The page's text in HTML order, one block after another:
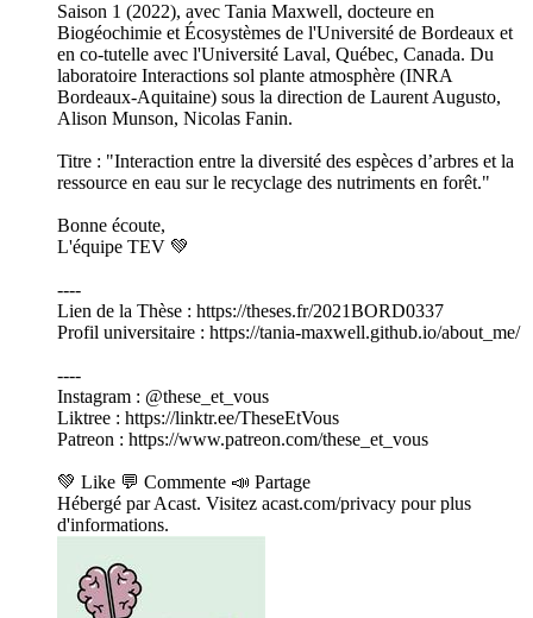
Saison 1 (2022), avec Tania Maxwell, docteure en
Biogéochimie et Écosystèmes de l'Université de Bordeaux et
en co-tutelle avec l'Université Laval, Québec, Canada. Du
laboratoire Interactions sol plante atmosphère (INRA
Bordeaux-Aquitaine) sous la direction de Laurent Augusto,
Alison Munson, Nicolas Fanin.
Titre : "Interaction entre la diversité des espèces d’arbres et la
ressource en eau sur le recyclage des nutriments en forêt."
Bonne écoute,
L'équipe TEV 💚
----
Lien de la Thèse : https://theses.fr/2021BORD0337
Profil universitaire : https://tania-maxwell.github.io/about_me/
----
Instagram : @these_et_vous
Liktree : https://linktr.ee/TheseEtVous
Patreon : https://www.patreon.com/these_et_vous
💚 Like 💬 Commente 📣 Partage
Hébergé par Acast. Visitez acast.com/privacy pour plus
d'informations.